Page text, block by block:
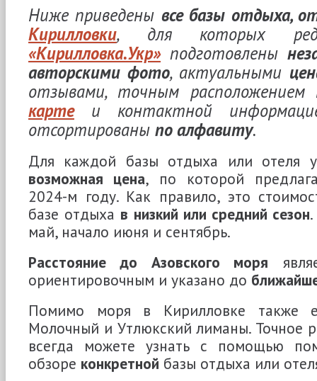
Ниже приведены все базы отдыха,
Кирилловки, для которых
«Кирилловка.Укр»подготовлены
авторскими фото, актуальными
отзывами, точным
картеи контактной
отсортированы по алфавиту.
Для каждой базы отдыха или отеля
возможная цена, по которой
2024-м году. Как правило, это
базе отдыха в низкий или средний сезон
май, начало июня и сентябрь.
Расстояние до Азовского моря
ориентировочным и указано до
Помимо моря в Кирилловке также
Молочный и Утлюкский лиманы. Точное
всегда можете узнать с помощью
обзоре конкретной базы отдыха или